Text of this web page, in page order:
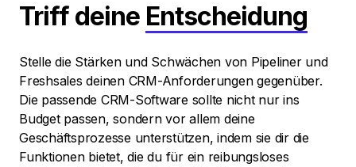
Triff deine Entscheidung
Stelle die Stärken und Schwächen von Pipeliner und
Freshsales deinen CRM-Anforderungen gegenüber.
Die passende CRM-Software sollte nicht nur ins
Budget passen, sondern vor allem deine
Geschäftsprozesse unterstützen, indem sie dir die
Funktionen bietet, die du für ein reibungsloses